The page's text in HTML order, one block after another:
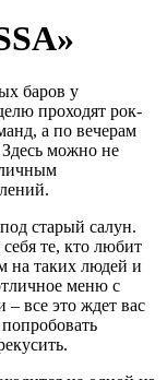
баров у
проходят рок-
а по вечерам
можно не
старый салун.
те, кто любит
на таких людей и
меню с
все это ждет вас